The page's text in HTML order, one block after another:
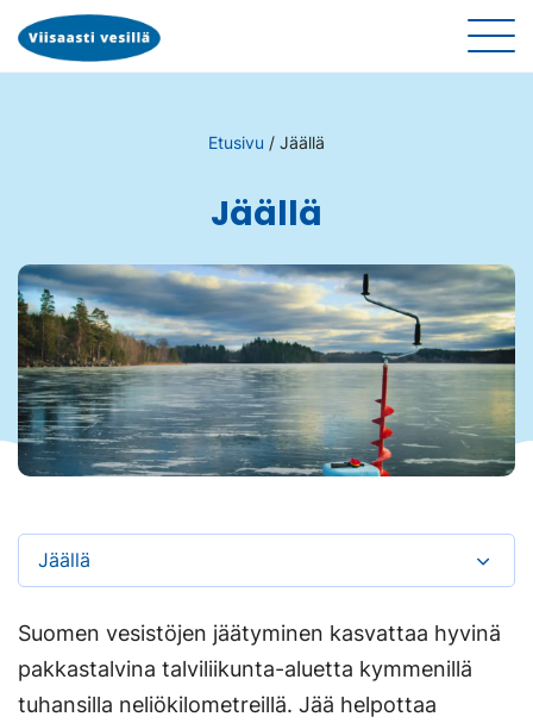
Etusivu / Jäällä
Jäällä
Jäällä
Suomen vesistöjen jäätyminen kasvattaa hyvinä
pakkastalvina talviliikunta-aluetta kymmenillä
tuhansilla neliökilometreillä. Jää helpottaa